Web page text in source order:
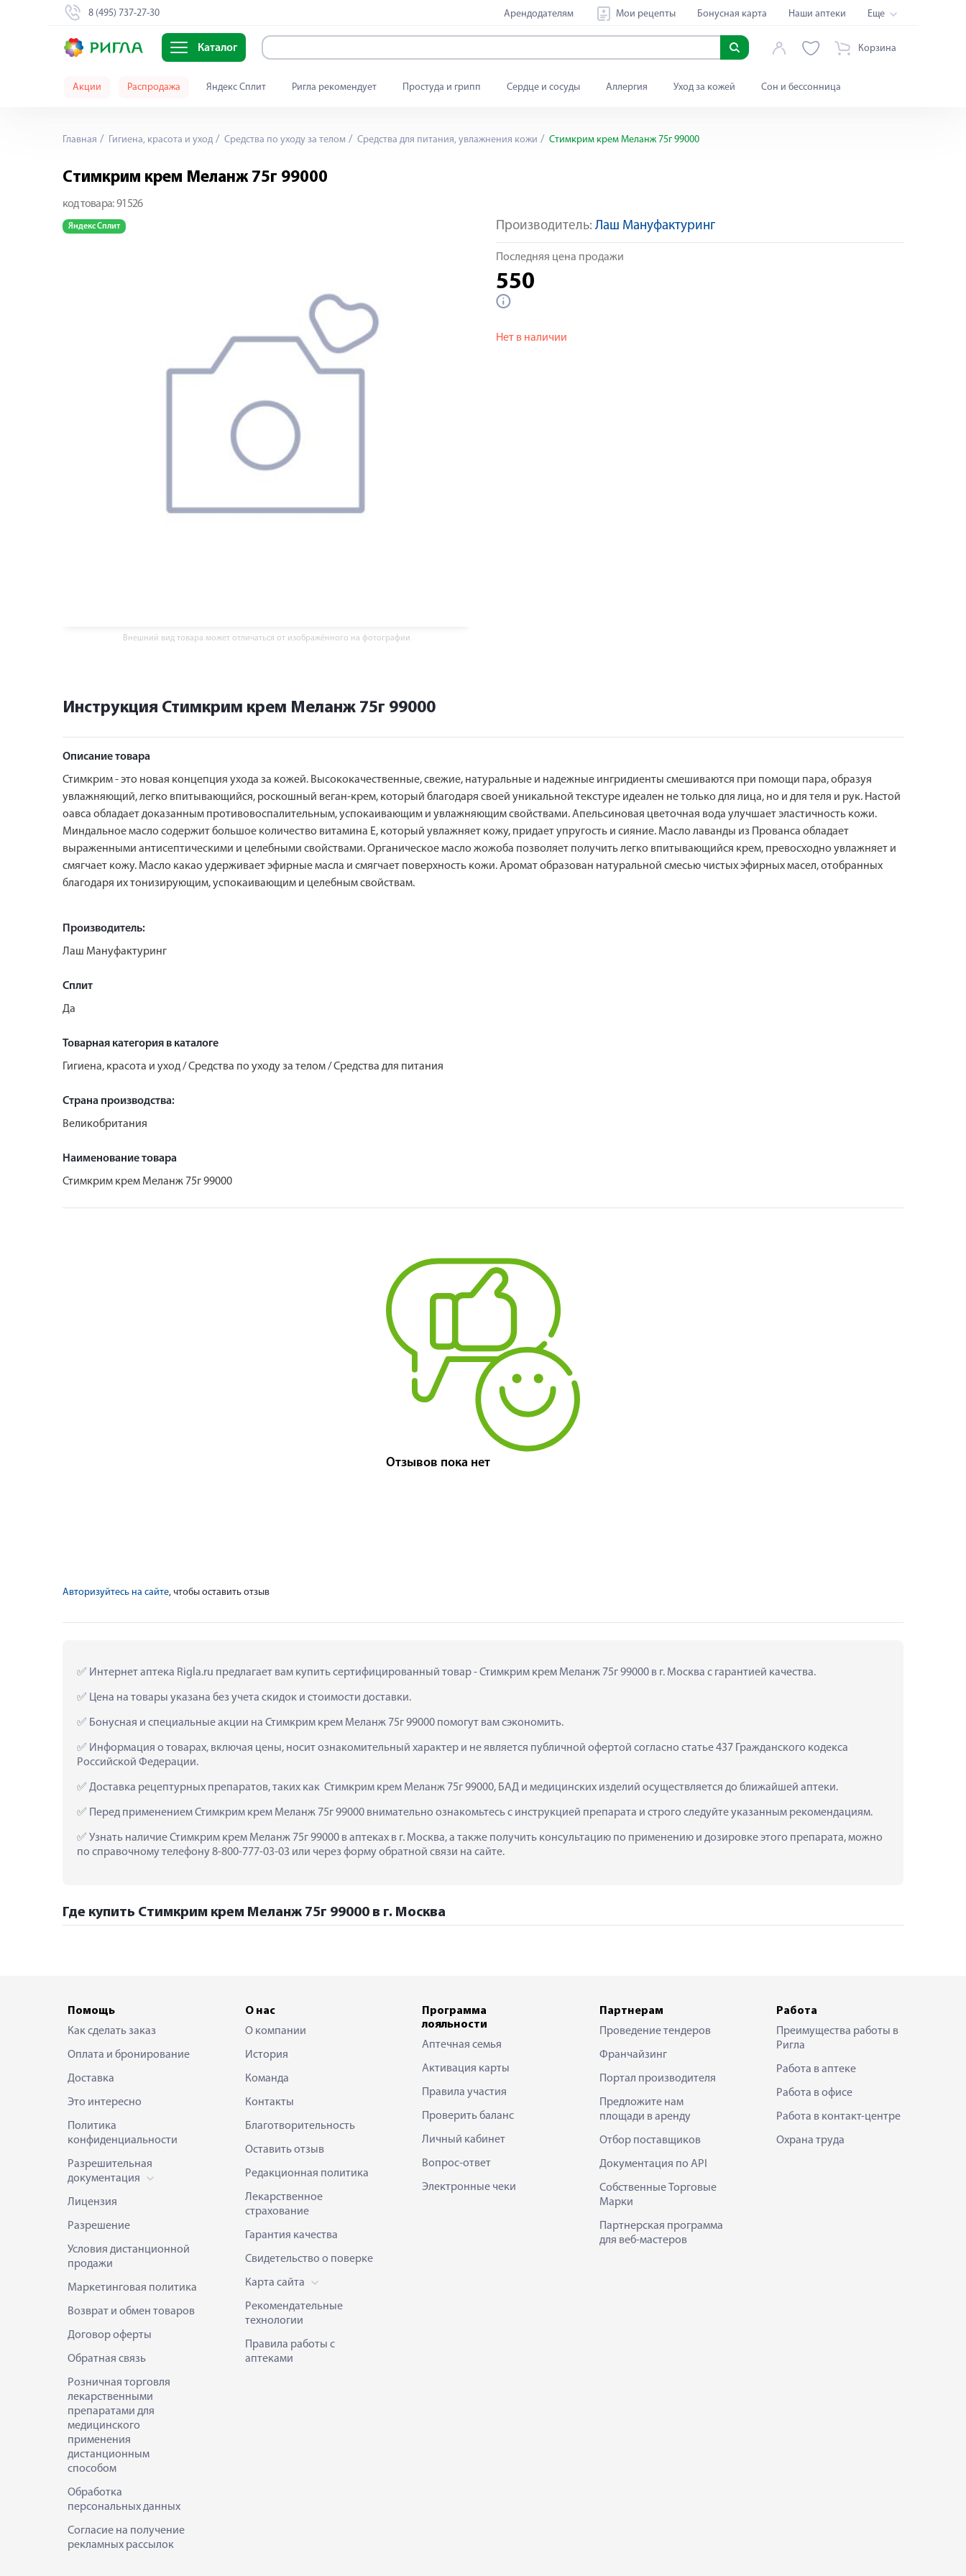
8 (495) 737-27-30 Арендодателям Мои рецепты Бонусная карта Наши аптеки Еще
Каталог Корзина
Акции Распродажа Яндекс Сплит Ригла рекомендует Простуда и грипп Сердце и сосуды Аллергия Уход за кожей Сон и бессонница
Главная Гигиена, красота и уход Средства по уходу за телом Средства для питания, увлажнения кожи Стимкрим крем Меланж 75г 99000
Стимкрим крем Меланж 75г 99000
код товара: 91526
Яндекс Сплит
Внешний вид товара может отличаться от изображённого на фотографии
Производитель: Лаш Мануфактуринг
Последняя цена продажи
550
Нет в наличии
Инструкция Стимкрим крем Меланж 75г 99000
Описание товара
Стимкрим - это новая концепция ухода за кожей. Высококачественные, свежие, натуральные и надежные ингридиенты смешиваются при помощи пара, образуя
увлажняющий, легко впитывающийся, роскошный веган-крем, который благодаря своей уникальной текстуре идеален не только для лица, но и для теля и рук. Настой
оавса обладает доказанным противовоспалительным, успокаивающим и увлажняющим свойствами. Апельсиновая цветочная вода улучшает эластичность кожи.
Миндальное масло содержит большое количество витамина Е, который увлажняет кожу, придает упругость и сияние. Масло лаванды из Прованса обладает
выраженными антисептическими и целебными свойствами. Органическое масло жожоба позволяет получить легко впитывающийся крем, превосходно увлажняет и
смягчает кожу. Масло какао удерживает эфирные масла и смягчает поверхность кожи. Аромат образован натуральной смесью чистых эфирных масел, отобранных
благодаря их тонизирующим, успокаивающим и целебным свойствам.
Производитель:
Лаш Мануфактуринг
Сплит
Да
Товарная категория в каталоге
Гигиена, красота и уход / Средства по уходу за телом / Средства для питания
Страна производства:
Великобритания
Наименование товара
Стимкрим крем Меланж 75г 99000
Отзывов пока нет
Авторизуйтесь на сайте, чтобы оставить отзыв
Интернет аптека Rigla.ru предлагает вам купить сертифицированный товар - Стимкрим крем Меланж 75г 99000 в г. Москва с гарантией качества.
Цена на товары указана без учета скидок и стоимости доставки.
Бонусная и специальные акции на Стимкрим крем Меланж 75г 99000 помогут вам сэкономить.
Информация о товарах, включая цены, носит ознакомительный характер и не является публичной офертой согласно статье 437 Гражданского кодекса
Российской Федерации.
Доставка рецептурных препаратов, таких как  Стимкрим крем Меланж 75г 99000, БАД и медицинских изделий осуществляется до ближайшей аптеки.
Перед применением Стимкрим крем Меланж 75г 99000 внимательно ознакомьтесь с инструкцией препарата и строго следуйте указанным рекомендациям.
Узнать наличие Стимкрим крем Меланж 75г 99000 в аптеках в г. Москва, а также получить консультацию по применению и дозировке этого препарата, можно
по справочному телефону 8-800-777-03-03 или через форму обратной связи на сайте.
Где купить Стимкрим крем Меланж 75г 99000 в г. Москва
Помощь
Как сделать заказ
Оплата и бронирование
Доставка
Это интересно
Политика
конфиденциальности
Разрешительная
документация
Лицензия
Разрешение
Условия дистанционной
продажи
Маркетинговая политика
Возврат и обмен товаров
Договор оферты
Обратная связь
Розничная торговля
лекарственными
препаратами для
медицинского
применения
дистанционным
способом
Обработка
персональных данных
Согласие на получение
рекламных рассылок
О нас
О компании
История
Команда
Контакты
Благотворительность
Оставить отзыв
Редакционная политика
Лекарственное
страхование
Гарантия качества
Свидетельство о поверке
Карта сайта
Рекомендательные
технологии
Правила работы с
аптеками
Программа
лояльности
Аптечная семья
Активация карты
Правила участия
Проверить баланс
Личный кабинет
Вопрос-ответ
Электронные чеки
Партнерам
Проведение тендеров
Франчайзинг
Портал производителя
Предложите нам
площади в аренду
Отбор поставщиков
Документация по API
Собственные Торговые
Марки
Партнерская программа
для веб-мастеров
Работа
Преимущества работы в
Ригла
Работа в аптеке
Работа в офисе
Работа в контакт-центре
Охрана труда